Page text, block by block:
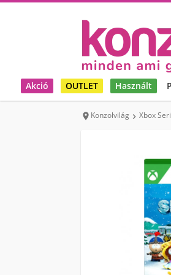
Akció OUTLET Használt
 Konzolvilág  Xbox